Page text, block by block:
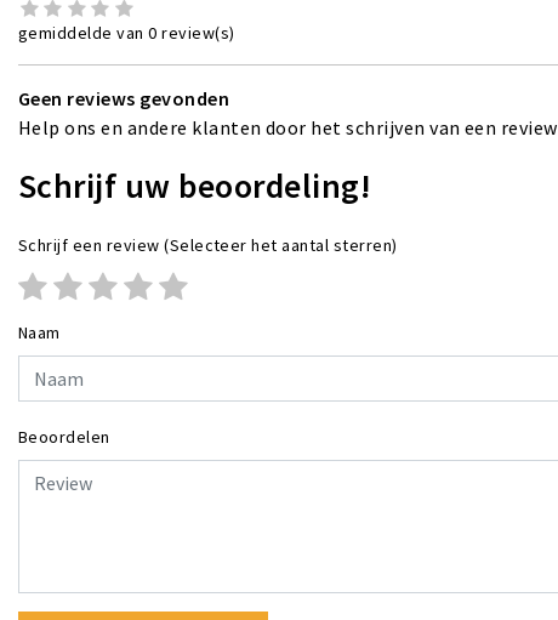
gemiddelde van 0 review(s)
Geen reviews gevonden
Help ons en andere klanten door het schrijven van een review
Schrijf uw beoordeling!
Schrijf een review (Selecteer het aantal sterren)
Naam
Beoordelen